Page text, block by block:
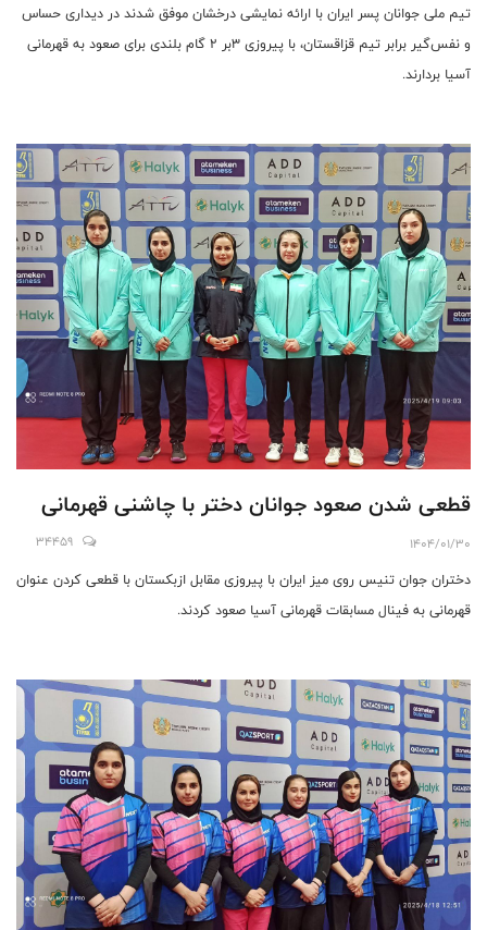
تیم ملی جوانان پسر ایران با ارائه نمایشی درخشان موفق شدند در دیداری حساس
و نفس‌گیر برابر تیم قزاقستان، با پیروزی ۳بر ۲ گام بلندی برای صعود به قهرمانی
آسیا بردارند.
قطعی شدن صعود جوانان دختر با چاشنی قهرمانی
1404/01/30
34459
دختران جوان تنیس روی میز ایران با پیروزی مقابل ازبکستان با قطعی کردن عنوان
قهرمانی به فینال مسابقات قهرمانی آسیا صعود کردند.